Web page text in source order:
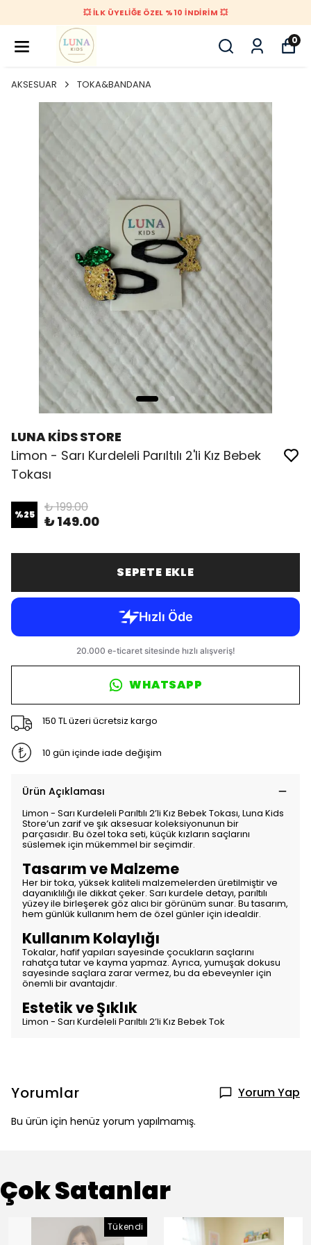
💥 İLK ÜYELİĞE ÖZEL %10 İNDİRİM 💥
0
AKSESUAR TOKA&BANDANA
LUNA KİDS STORE
Limon - Sarı Kurdeleli Parıltılı 2'li Kız Bebek
Tokası
%25 ₺ 199.00
₺ 149.00
SEPETE EKLE
WHATSAPP
150 TL üzeri ücretsiz kargo
10 gün içinde iade değişim
Ürün Açıklaması
Limon - Sarı Kurdeleli Parıltılı 2’li Kız Bebek Tokası, Luna Kids
Store’un zarif ve şık aksesuar koleksiyonunun bir
parçasıdır. Bu özel toka seti, küçük kızların saçlarını
süslemek için mükemmel bir seçimdir.
Tasarım ve Malzeme
Her bir toka, yüksek kaliteli malzemelerden üretilmiştir ve
dayanıklılığı ile dikkat çeker. Sarı kurdele detayı, parıltılı
yüzey ile birleşerek göz alıcı bir görünüm sunar. Bu tasarım,
hem günlük kullanım hem de özel günler için idealdir.
Kullanım Kolaylığı
Tokalar, hafif yapıları sayesinde çocukların saçlarını
rahatça tutar ve kayma yapmaz. Ayrıca, yumuşak dokusu
sayesinde saçlara zarar vermez, bu da ebeveynler için
önemli bir avantajdır.
Estetik ve Şıklık
Limon - Sarı Kurdeleli Parıltılı 2’li Kız Bebek Tok
Yorumlar Yorum Yap
Bu ürün için henüz yorum yapılmamış.
Çok Satanlar
Tükendi